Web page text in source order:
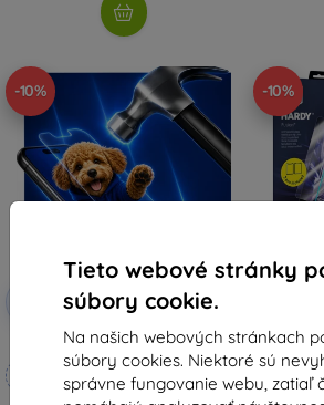
Tieto webové stránky
súbory cookie.
Na našich webových stránkach
súbory cookies. Niektoré sú
správne fungovanie webu, zatiaľ
-10%
Zľava s
kupónom
EXTRA10
3mk Hammer ochranné sklo
Vyrobené na mieru
-10%
3mk